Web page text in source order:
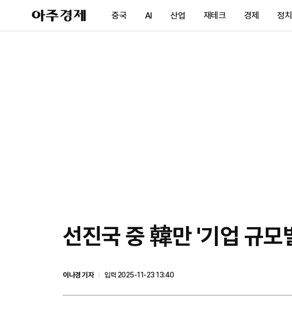
아
주
제
중국 AI 산업 재테크 경제 정치
선진국 중 韓만 '기업 규
이나경 기자
입력 2025-11-23 13:40